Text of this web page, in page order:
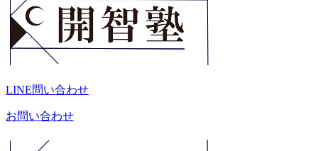
LINE問い合わせ
お問い合わせ